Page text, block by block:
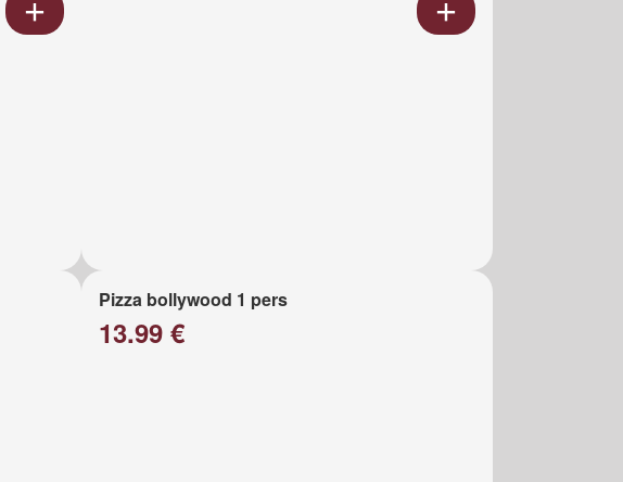
Pizza bollywood 1 pers
13.99 €